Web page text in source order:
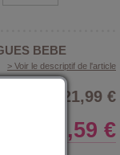
BEBE
> Voir le descriptif de l'article
21,99 €
17,59 €